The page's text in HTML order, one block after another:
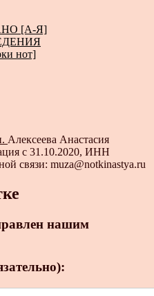
[А-Я]
нот]
Алексеева Анастасия
с 31.10.2020, ИНН
связи: muza@notkinastya.ru
нашим